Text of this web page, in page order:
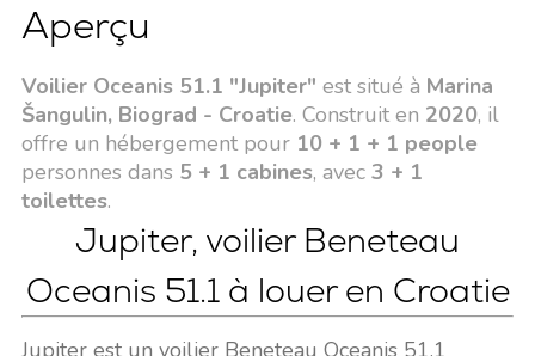
Aperçu
Voilier Oceanis 51.1 "Jupiter" est situé à Marina
Šangulin, Biograd - Croatie. Construit en 2020, il
offre un hébergement pour 10 + 1 + 1 people
personnes dans 5 + 1 cabines, avec 3 + 1
toilettes.
Jupiter, voilier Beneteau
Oceanis 51.1 à louer en Croatie
Jupiter est un voilier Beneteau Oceanis 51.1